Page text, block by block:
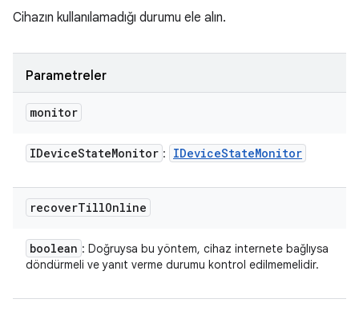
Cihazın kullanılamadığı durumu ele alın.
Parametreler
monitor
IDeviceStateMonitor : IDeviceStateMonitor
recoverTillOnline
boolean : Doğruysa bu yöntem, cihaz internete bağlıysa
döndürmeli ve yanıt verme durumu kontrol edilmemelidir.